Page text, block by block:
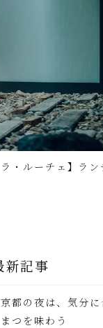
・ルーチェ】ラ
新記事
京都の夜は、気分に
まつを味わう